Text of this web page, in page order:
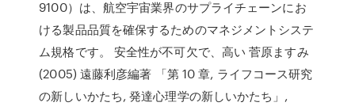
9100）は、航空宇宙業界のサプライチェーンにお
ける製品品質を確保するためのマネジメントシステ
ム規格です。 安全性が不可欠で、高い 菅原ますみ
(2005) 遠藤利彦編著 「第 10 章, ライフコース研究
の新しいかたち, 発達心理学の新しいかたち」,